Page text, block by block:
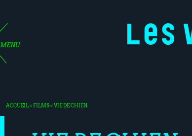
MENU
ACCUEIL<FILMS< VIE DE CHIEN